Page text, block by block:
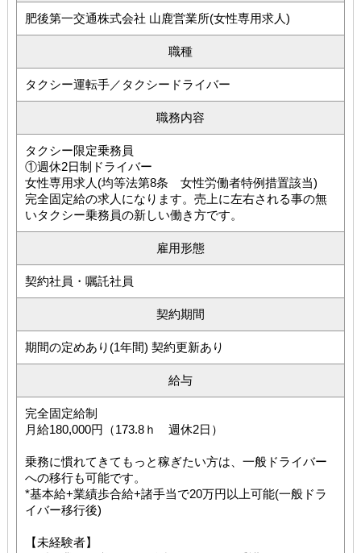
肥後第一交通株式会社 山鹿営業所(女性専用求人)
職種
タクシー運転手／タクシードライバー
職務内容
タクシー限定乗務員
①週休2日制ドライバー
女性専用求人(均等法第8条 女性労働者特例措置該当)
完全固定給の求人になります。売上に左右される事の無
いタクシー乗務員の新しい働き方です。
雇用形態
契約社員・嘱託社員
契約期間
期間の定めあり(1年間) 契約更新あり
給与
完全固定給制
月給180,000円（173.8ｈ 週休2日）
乗務に慣れてきてもっと稼ぎたい方は、一般ドライバー
への移行も可能です。
*基本給+業績歩合給+諸手当で20万円以上可能(一般ドラ
イバー移行後)
【未経験者】